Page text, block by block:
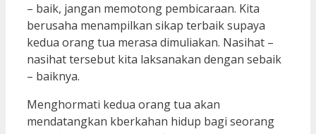
– baik, jangan memotong pembicaraan. Kita
berusaha menampilkan sikap terbaik supaya
kedua orang tua merasa dimuliakan. Nasihat –
nasihat tersebut kita laksanakan dengan sebaik
– baiknya.
Menghormati kedua orang tua akan
mendatangkan kberkahan hidup bagi seorang